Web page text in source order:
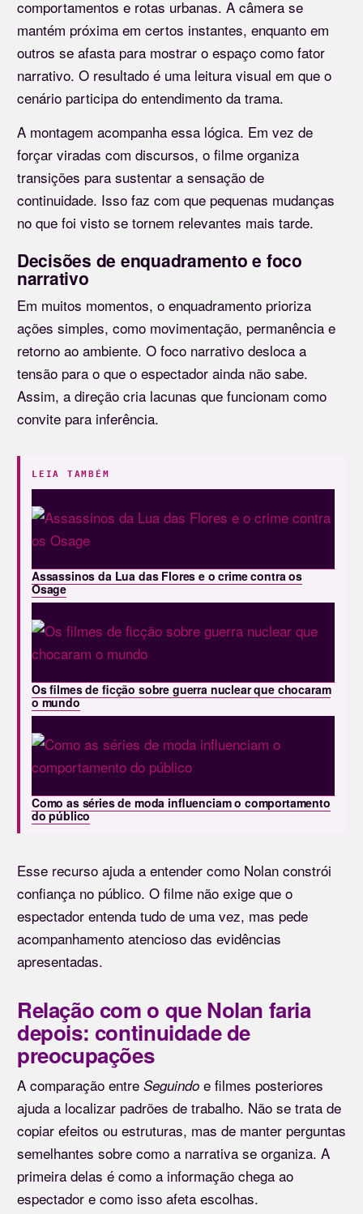
comportamentos e rotas urbanas. A câmera se
mantém próxima em certos instantes, enquanto em
outros se afasta para mostrar o espaço como fator
narrativo. O resultado é uma leitura visual em que o
cenário participa do entendimento da trama.
A montagem acompanha essa lógica. Em vez de
forçar viradas com discursos, o filme organiza
transições para sustentar a sensação de
continuidade. Isso faz com que pequenas mudanças
no que foi visto se tornem relevantes mais tarde.
Decisões de enquadramento e foco
narrativo
Em muitos momentos, o enquadramento prioriza
ações simples, como movimentação, permanência e
retorno ao ambiente. O foco narrativo desloca a
tensão para o que o espectador ainda não sabe.
Assim, a direção cria lacunas que funcionam como
convite para inferência.
LEIA TAMBÉM
Assassinos da Lua das Flores e o crime contra os
Osage
Os filmes de ficção sobre guerra nuclear que chocaram
o mundo
Como as séries de moda influenciam o comportamento
do público
Esse recurso ajuda a entender como Nolan constrói
confiança no público. O filme não exige que o
espectador entenda tudo de uma vez, mas pede
acompanhamento atencioso das evidências
apresentadas.
Relação com o que Nolan faria
depois: continuidade de
preocupações
A comparação entre Seguindo e filmes posteriores
ajuda a localizar padrões de trabalho. Não se trata de
copiar efeitos ou estruturas, mas de manter perguntas
semelhantes sobre como a narrativa se organiza. A
primeira delas é como a informação chega ao
espectador e como isso afeta escolhas.